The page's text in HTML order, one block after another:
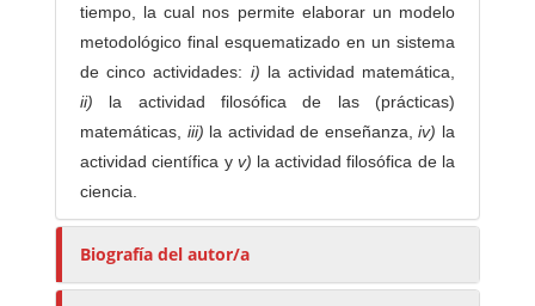
tiempo, la cual nos permite elaborar un modelo
metodológico final esquematizado en un sistema
de cinco actividades: i) la actividad matemática,
ii) la actividad filosófica de las (prácticas)
matemáticas, iii) la actividad de enseñanza,iv) la
actividad científica y v) la actividad filosófica de la
ciencia.
Biografía del autor/a